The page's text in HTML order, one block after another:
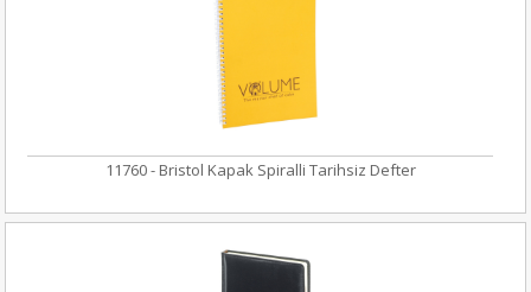
11760 - Bristol Kapak Spiralli Tarihsiz Defter